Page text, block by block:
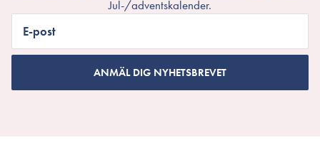
Jul-/adventskalender.
E-post
ANMÄL DIG NYHETSBREVET